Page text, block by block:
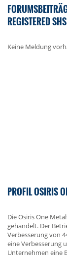
REGISTERED SHS
Keine Meldung
PROFIL OSIRIS
Die Osiris One
gehandelt. Der
Verbesserung von
eine Verbesserung
Unternehmen eine